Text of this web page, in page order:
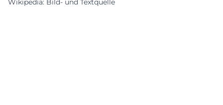
Wikipedia: Bild- und Textquelle